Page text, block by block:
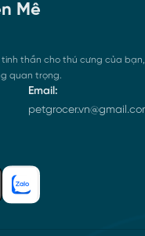
Mê
thần cho thú cưng của bạn,
quan trọng.
Email: